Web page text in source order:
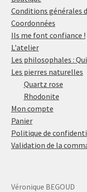
Conditions générales
Coordonnées
Ils me font confiance !
L'atelier
Les philosophales :
Les pierres naturelles
Quartz rose
Rhodonite
Mon compte
Panier
Politique de
Validation de la
Véronique BEGOUD